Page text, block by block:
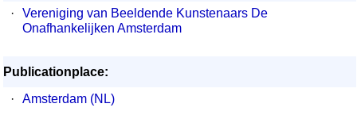
·
Vereniging van Beeldende Kunstenaars De
Onafhankelijken Amsterdam
Publicationplace:
·
Amsterdam (NL)